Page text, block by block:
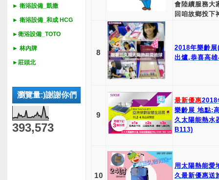
► 衛浴設備_ 凱撒
► 衛浴設備_ 和成 HCG
►衛浴設備_ TOTO
► 林內牌
►莊頭北
瀏覽量:)謝謝你們
393,573
會陸續服務大
回咱故鄉投
8
2018年樂齡
出爐,恭喜高
9
最新優惠2018
樂齡展 地點:
久太陽能熱水
B113)
10
用太陽熱能愛
久最新優惠送